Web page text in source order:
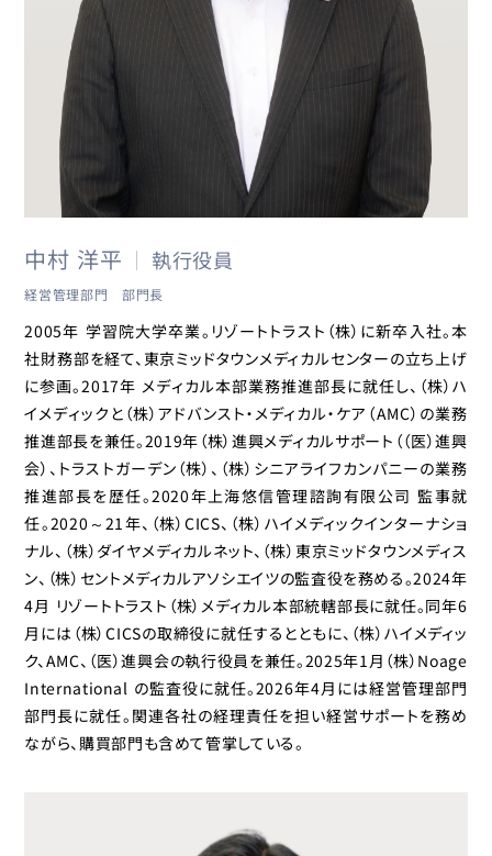
中村 洋平 執行役員
経営管理部門 部門長
2005年 学習院大学卒業。リゾートトラスト（株）に新卒入社。本
社財務部を経て、東京ミッドタウンメディカルセンターの立ち上げ
に参画。2017年 メディカル本部業務推進部長に就任し、（株）ハ
イメディックと（株）アドバンスト・メディカル・ケア（AMC）の業務
推進部長を兼任。2019年（株）進興メディカルサポート（（医）進興
会）、トラストガーデン（株）、（株）シニアライフカンパニーの業務
推進部長を歴任。2020年上海悠信管理諮詢有限公司 監事就
任。2020～21年、（株）CICS、（株）ハイメディックインターナショ
ナル、（株）ダイヤメディカルネット、（株）東京ミッドタウンメディス
ン、（株）セントメディカルアソシエイツの監査役を務める。2024年
4月 リゾートトラスト（株）メディカル本部統轄部長に就任。同年6
月には（株）CICSの取締役に就任するとともに、（株）ハイメディッ
ク、AMC、（医）進興会の執行役員を兼任。2025年1月（株）Noage
International の監査役に就任。2026年4月には経営管理部門
部門長に就任。関連各社の経理責任を担い経営サポートを務め
ながら、購買部門も含めて管掌している。